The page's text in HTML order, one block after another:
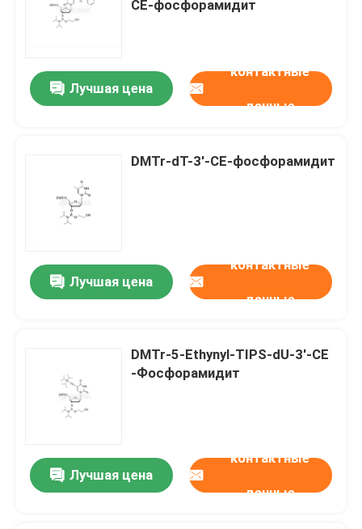
CE-фосфорамидит
Лучшая цена
контактные
данные
DMTr-dT-3'-CE-фосфорамидит
Лучшая цена
контактные
данные
DMTr-5-Ethynyl-TIPS-dU-3'-CE
-Фосфорамидит
Лучшая цена
контактные
данные